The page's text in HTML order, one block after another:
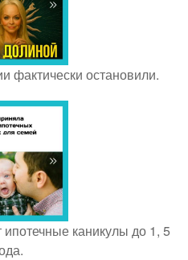
фактически остановили.
каникулы до 1, 5